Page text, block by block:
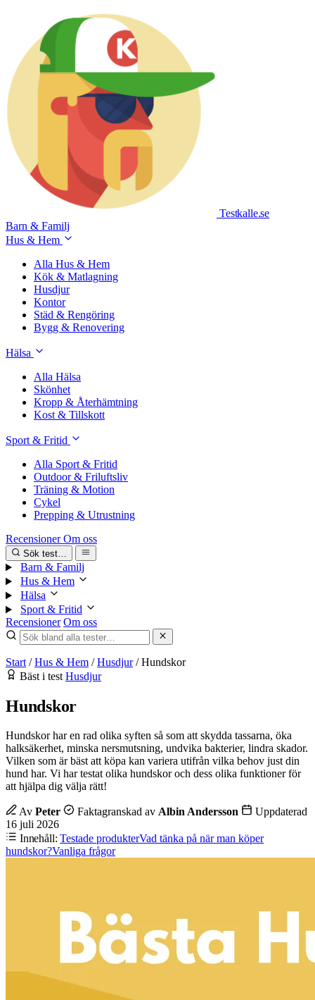
Testkalle.se
Barn & Familj
Hus & Hem
Alla Hus & Hem
Kök & Matlagning
Husdjur
Kontor
Städ & Rengöring
Bygg & Renovering
Hälsa
Alla Hälsa
Skönhet
Kropp & Återhämtning
Kost & Tillskott
Sport & Fritid
Alla Sport & Fritid
Outdoor & Friluftsliv
Träning & Motion
Cykel
Prepping & Utrustning
RecensionerOm oss
Sök test…
Barn & Familj
Hus & Hem
Hälsa
Sport & Fritid
Recensioner Om oss
Start / Hus & Hem / Husdjur / Hundskor
Bäst i test Husdjur
Hundskor
Hundskor har en rad olika syften så som att skydda tassarna, öka
halksäkerhet, minska nersmutsning, undvika bakterier, lindra skador.
Vilken som är bäst att köpa kan variera utifrån vilka behov just din
hund har. Vi har testat olika hundskor och dess olika funktioner för
att hjälpa dig välja rätt!
Av Peter Faktagranskad av Albin Andersson
Uppdaterad
16 juli 2026
Innehåll:Testade produkterVad tänka på när man köper
hundskor?Vanliga frågor